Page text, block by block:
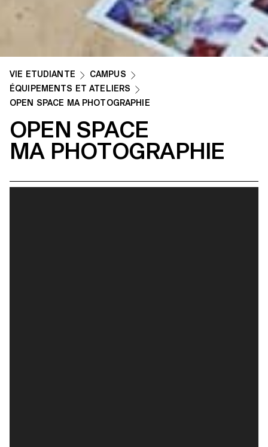
VIE ETUDIANTE
CAMPUS
ÉQUIPEMENTS ET ATELIERS
OPEN SPACE MA PHOTOGRAPHIE
OPEN SPACE
MA PHOTOGRAPHIE